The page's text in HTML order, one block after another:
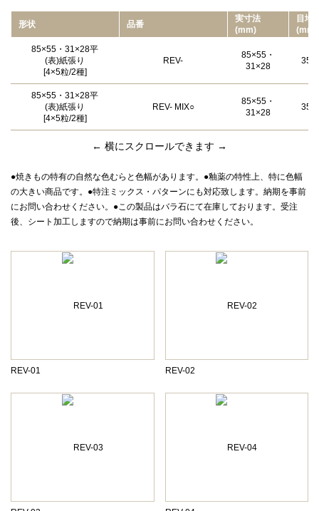
形状 品番
実⼨法
(mm)
目地
(mm)
85×55・31×28平
(表)紙張り
[4×5粒/2種]
REV-
85×55・
31×28
85×55・31×28平
(表)紙張り
[4×5粒/2種]
REV- MIX○
85×55・
31×28
← 横にスクロールできます →
●焼きもの特有の自然な色むらと色幅があります。●釉薬の特性上、特に色幅
の大きい商品です。●特注ミックス・パターンにも対応致します。納期を事前
にお問い合わせください。●この製品はバラ石にて在庫しております。受注
後、シート加工しますので納期は事前にお問い合わせください。
REV-01 REV-02